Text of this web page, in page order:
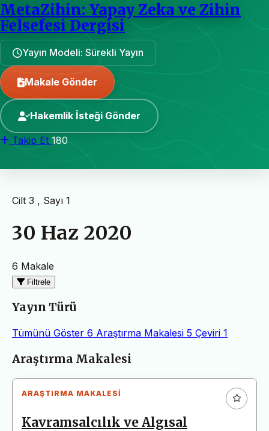
MetaZihin: Yapay Zeka ve Zihin
Felsefesi Dergisi
Yayın Modeli: Sürekli Yayın
Makale Gönder
Hakemlik İsteği Gönder
Takip Et 180
Cilt 3 , Sayı 1
30 Haz 2020
6 Makale
Filtrele
Yayın Türü
Tümünü Göster 6 Araştırma Makalesi 5 Çeviri 1
Makaleler
Araştırma Makalesi
ARAŞTIRMA MAKALESI
Kavramsalcılık ve Algısal